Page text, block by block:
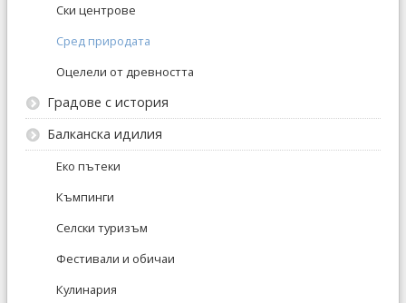
Ски центрове
Сред природата
Оцелели от древността
Градове с история
Балканска идилия
Еко пътеки
Къмпинги
Селски туризъм
Фестивали и обичаи
Кулинария